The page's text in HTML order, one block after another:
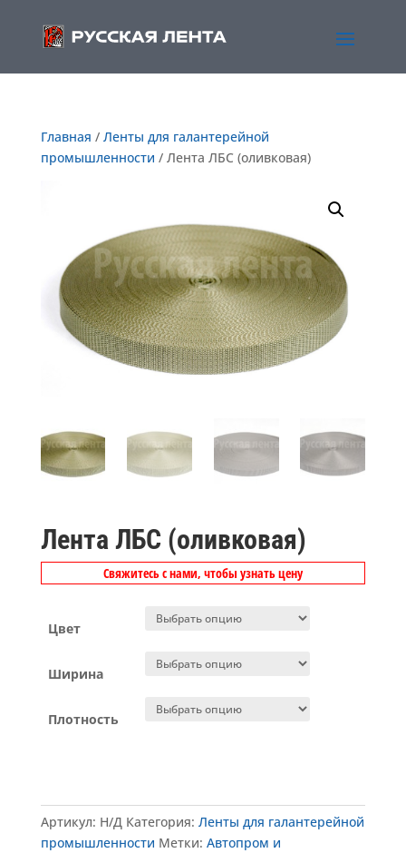
Главная / Ленты для галантерейной
промышленности / Лента ЛБС (оливковая)
Лента ЛБС (оливковая)
Свяжитесь с нами, чтобы узнать цену
Цвет
Ширина
Плотность
Артикул: Н/Д Категория: Ленты для галантерейной
промышленности Метки: Автопром и